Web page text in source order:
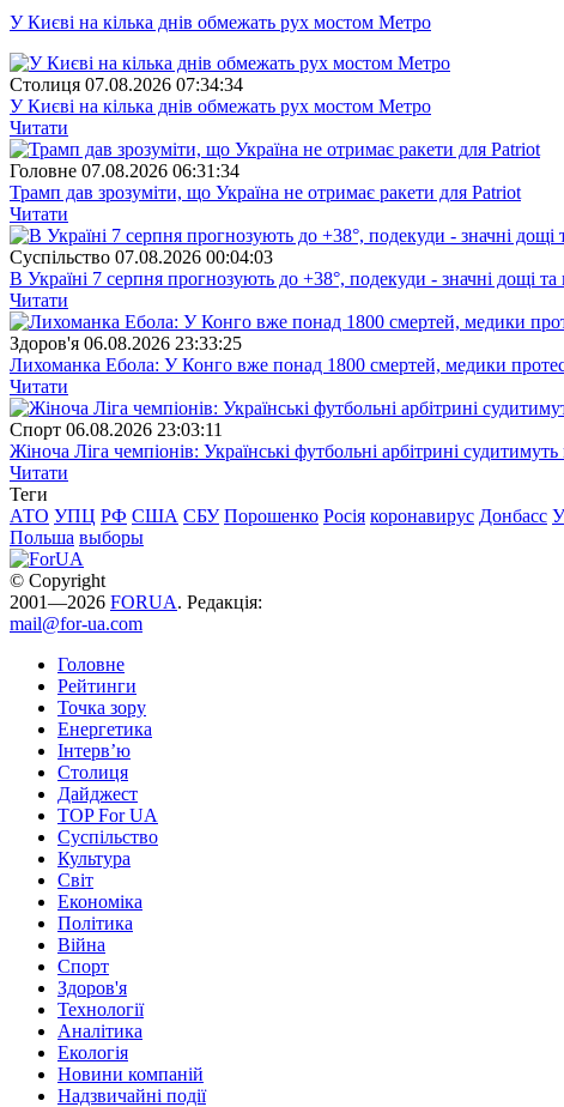
У Києві на кілька днів обмежать рух мостом Метро
Столиця 07.08.2026 07:34:34
У Києві на кілька днів обмежать рух мостом Метро
Читати
Головне 07.08.2026 06:31:34
Трамп дав зрозуміти, що Україна не отримає ракети для Patriot
Читати
Суспiльство 07.08.2026 00:04:03
В Україні 7 серпня прогнозують до +38°, подекуди - значні дощі та
Читати
Здоров'я 06.08.2026 23:33:25
Лихоманка Ебола: У Конго вже понад 1800 смертей, медики
Читати
Спорт 06.08.2026 23:03:11
Жіноча Ліга чемпіонів: Українські футбольні арбітрині
Читати
Теги
АТО УПЦ РФ США СБУ Порошенко Росія коронавирус Донбасс
Польша выборы
© Copyright
2001—2026 FORUA. Редакція:
mail@for-ua.com
Головне
Рейтинги
Точка зору
Енергетика
Інтерв’ю
Столиця
Дайджест
TOP For UA
Суспiльство
Культура
Світ
Економіка
Політика
Війна
Спорт
Здоров'я
Технології
Аналітика
Екологія
Новини компаній
Надзвичайні події